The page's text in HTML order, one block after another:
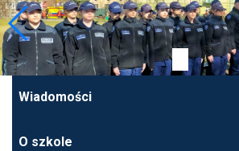
Wiadomości
O szkole